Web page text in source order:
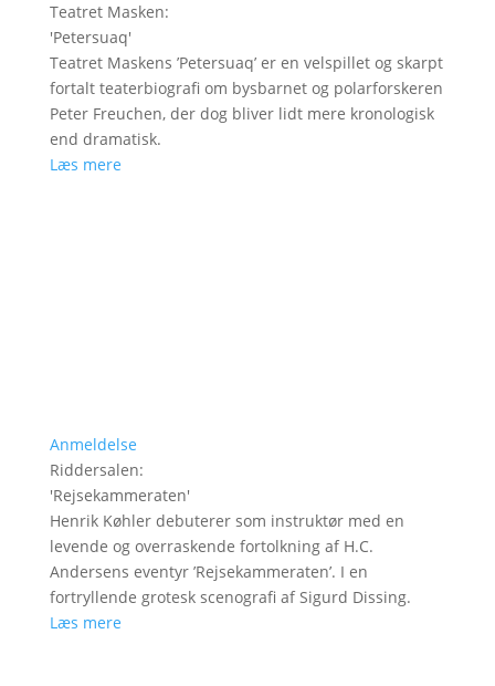
Teatret Masken:
'Petersuaq'
Teatret Maskens ’Petersuaq’ er en velspillet og skarpt
fortalt teaterbiografi om bysbarnet og polarforskeren
Peter Freuchen, der dog bliver lidt mere kronologisk
end dramatisk.
Læs mere
Anmeldelse
Riddersalen:
'Rejsekammeraten'
Henrik Køhler debuterer som instruktør med en
levende og overraskende fortolkning af H.C.
Andersens eventyr ’Rejsekammeraten’. I en
fortryllende grotesk scenografi af Sigurd Dissing.
Læs mere